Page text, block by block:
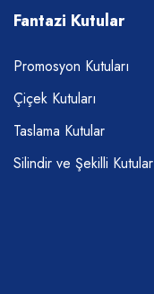
Fantazi Kutular
Promosyon Kutuları
Çiçek Kutuları
Taslama Kutular
Silindir ve Şekilli Kutular